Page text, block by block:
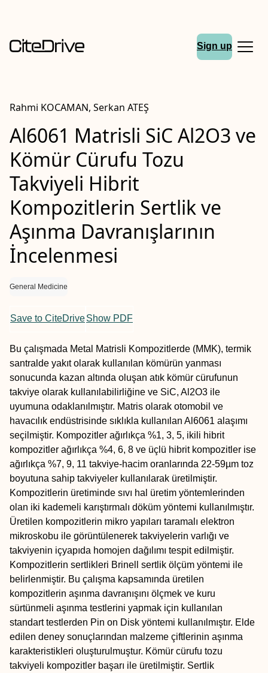
Sign up
Rahmi KOCAMAN, Serkan ATEŞ
Al6061 Matrisli SiC Al2O3 ve
Kömür Cürufu Tozu
Takviyeli Hibrit
Kompozitlerin Sertlik ve
Aşınma Davranışlarının
İncelenmesi
General Medicine
Save to CiteDriveShow PDF
Bu çalışmada Metal Matrisli Kompozitlerde (MMK), termik
santralde yakıt olarak kullanılan kömürün yanması
sonucunda kazan altında oluşan atık kömür cürufunun
takviye olarak kullanılabilirliğine ve SiC, Al2O3 ile
uyumuna odaklanılmıştır. Matris olarak otomobil ve
havacılık endüstrisinde sıklıkla kullanılan Al6061 alaşımı
seçilmiştir. Kompozitler ağırlıkça %1, 3, 5, ikili hibrit
kompozitler ağırlıkça %4, 6, 8 ve üçlü hibrit kompozitler ise
ağırlıkça %7, 9, 11 takviye-hacim oranlarında 22-59µm toz
boyutuna sahip takviyeler kullanılarak üretilmiştir.
Kompozitlerin üretiminde sıvı hal üretim yöntemlerinden
olan iki kademeli karıştırmalı döküm yöntemi kullanılmıştır.
Üretilen kompozitlerin mikro yapıları taramalı elektron
mikroskobu ile görüntülenerek takviyelerin varlığı ve
takviyenin içyapıda homojen dağılımı tespit edilmiştir.
Kompozitlerin sertlikleri Brinell sertlik ölçüm yöntemi ile
belirlenmiştir. Bu çalışma kapsamında üretilen
kompozitlerin aşınma davranışını ölçmek ve kuru
sürtünmeli aşınma testlerini yapmak için kullanılan
standart testlerden Pin on Disk yöntemi kullanılmıştır. Elde
edilen deney sonuçlarından malzeme çiftlerinin aşınma
karakteristikleri oluşturulmuştur. Kömür cürufu tozu
takviyeli kompozitler başarı ile üretilmiştir. Sertlik